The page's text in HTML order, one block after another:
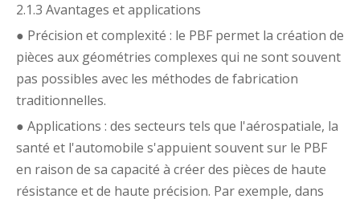
2.1.3 Avantages et applications
● Précision et complexité : le PBF permet la création de
pièces aux géométries complexes qui ne sont souvent
pas possibles avec les méthodes de fabrication
traditionnelles.
● Applications : des secteurs tels que l'aérospatiale, la
santé et l'automobile s'appuient souvent sur le PBF
en raison de sa capacité à créer des pièces de haute
résistance et de haute précision. Par exemple, dans